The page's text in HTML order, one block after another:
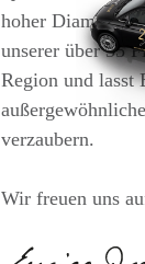
hoher
unserer über 35
Region und lasst
verzaubern.
Wir freuen uns